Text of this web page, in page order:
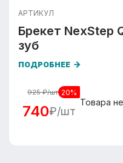
АРТИКУЛ
Брекет NexStep
зуб
ПОДРОБНЕЕ
925 ₽/шт 20%
740₽/шт
Товара